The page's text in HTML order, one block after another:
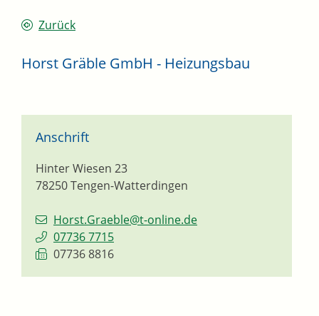
Zurück
Horst Gräble GmbH - Heizungsbau
Anschrift
Hinter Wiesen 23
78250Tengen-Watterdingen
Horst.Graeble@t-online.de
07736 7715
07736 8816